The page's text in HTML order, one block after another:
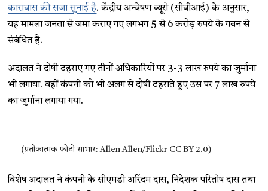
कारावास की सजा सुनाई है. केंद्रीय अन्वेषण ब्यूरो (सीबीआई) के अनुसार,
यह मामला जनता से जमा कराए गए लगभग 5 से 6 करोड़ रुपये के गबन से
संबंधित है.
अदालत ने दोषी ठहराए गए तीनों अधिकारियों पर 3-3 लाख रुपये का जुर्माना
भी लगाया. वहीं कंपनी को भी अलग से दोषी ठहराते हुए उस पर 7 लाख रुपये
का जुर्माना लगाया गया.
(प्रतीकात्मक फोटो साभार: Allen Allen/Flickr CC BY 2.0)
विशेष अदालत ने कंपनी के सीएमडी अरिंदम दास, निदेशक परितोष दास तथा